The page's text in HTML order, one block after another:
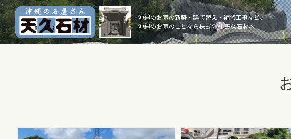
Skip
to
content
沖縄のお墓の新築・建て替え・補修工事など、
沖縄のお墓のことなら株式会社 天久石材へ